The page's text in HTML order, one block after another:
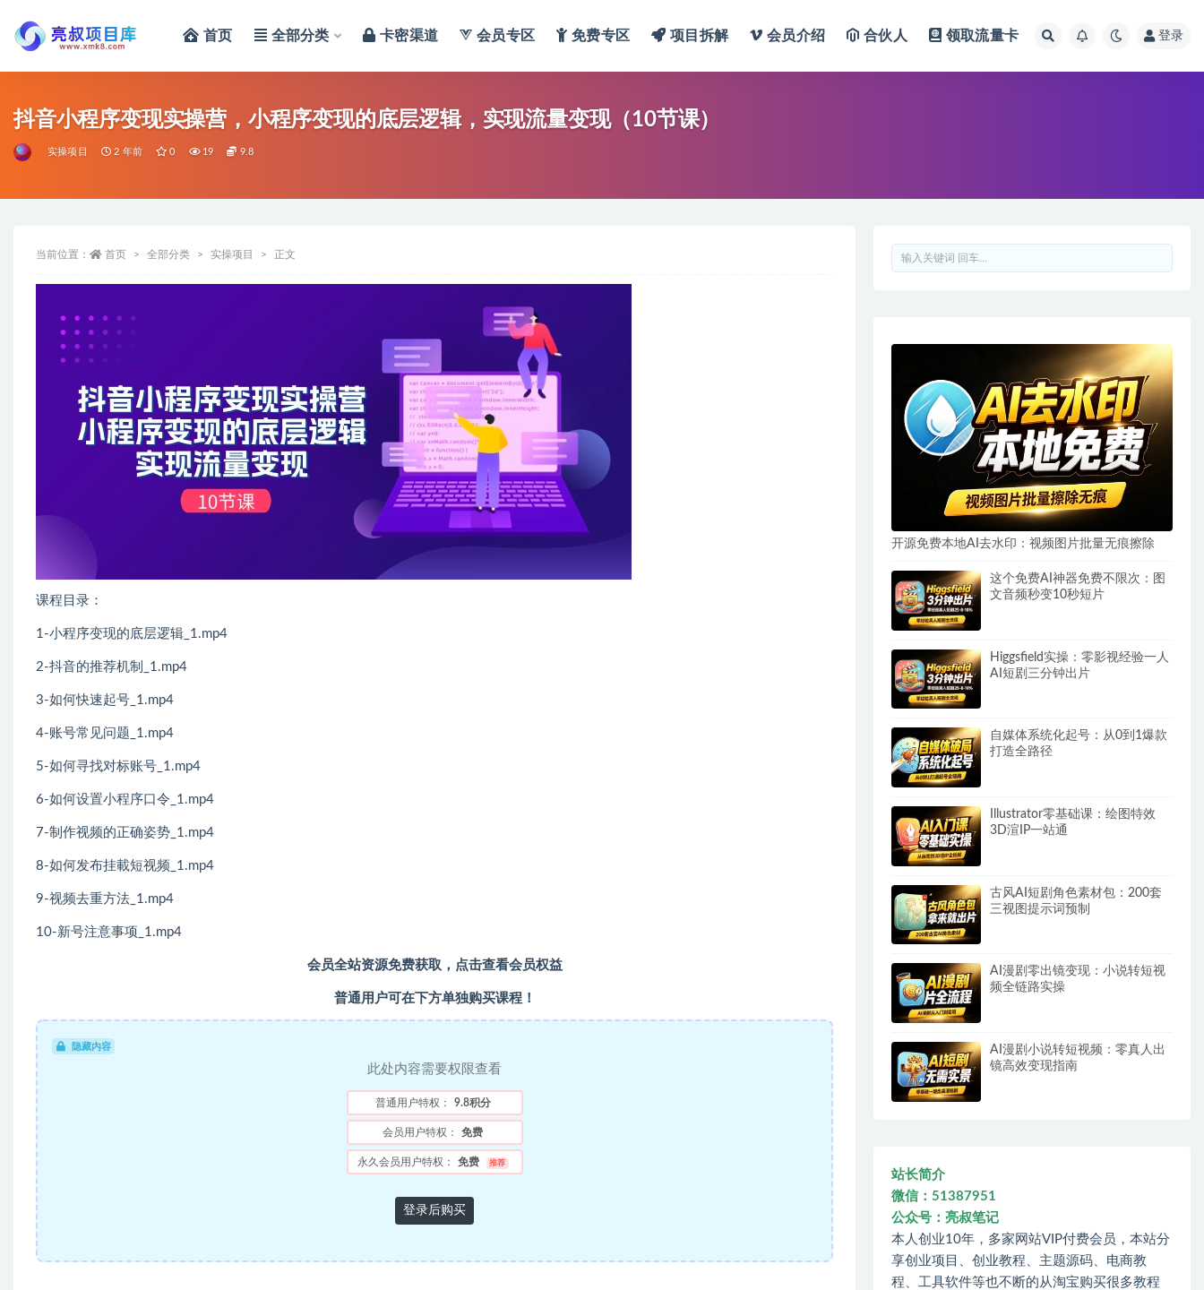
首页 全部分类 卡密渠道 会员专区 免费专区 项目拆解 会员介绍 合伙人 领取流量卡 登录
抖音小程序变现实操营，小程序变现的底层逻辑，实现流量变现（10节课）
实操项目 2 年前 0 19 9.8
当前位置： 首页 全部分类 实操项目 正文
课程目录：
1-小程序变现的底层逻辑_1.mp4
2-抖音的推荐机制_1.mp4
3-如何快速起号_1.mp4
4-账号常见问题_1.mp4
5-如何寻找对标账号_1.mp4
6-如何设置小程序口令_1.mp4
7-制作视频的正确姿势_1.mp4
8-如何发布挂載短视频_1.mp4
9-视频去重方法_1.mp4
10-新号注意事项_1.mp4
会员全站资源免费获取，点击查看会员权益
普通用户可在下方单独购买课程！
隐藏内容
此处内容需要权限查看
普通用户特权： 9.8积分
会员用户特权： 免费
永久会员用户特权： 免费 推荐
登录后购买
开源免费本地AI去水印：视频图片批量无痕擦除
这个免费AI神器免费不限次：图
文音频秒变10秒短片
Higgsfield实操：零影视经验一人
AI短剧三分钟出片
自媒体系统化起号：从0到1爆款
打造全路径
Illustrator零基础课：绘图特效
3D渲IP一站通
古风AI短剧角色素材包：200套
三视图提示词预制
AI漫剧零出镜变现：小说转短视
频全链路实操
AI漫剧小说转短视频：零真人出
镜高效变现指南
站长简介
微信：51387951
公众号：亮叔笔记
本人创业10年，多家网站VIP付费会员，本站分
享创业项目、创业教程、主题源码、电商教
程、工具软件等也不断的从淘宝购买很多教程